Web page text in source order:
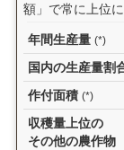
額」で常に上位に
年間生産量 (*)
国内の生産量割
作付面積 (*)
収穫量上位の
その他の農作物